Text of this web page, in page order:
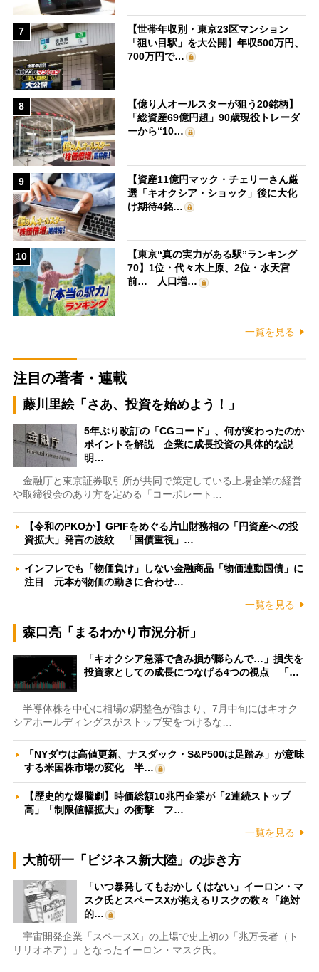
7
【世帯年収別・東京23区マンション
「狙い目駅」を大公開】年収500万円、
700万円で…
8
【億り人オールスターが狙う20銘柄】
「総資産69億円超」90歳現役トレーダ
ーから“10…
9
【資産11億円マック・チェリーさん厳
選「キオクシア・ショック」後に大化
け期待4銘…
10
【東京“真の実力がある駅”ランキング
70】1位・代々木上原、2位・水天宮
前… 人口増…
一覧を見る
注目の著者・連載
藤川里絵「さあ、投資を始めよう！」
5年ぶり改訂の「CGコード」、何が変わったのか
ポイントを解説 企業に成長投資の具体的な説
明…
金融庁と東京証券取引所が共同で策定している上場企業の経営
や取締役会のあり方を定める「コーポレート…
【令和のPKOか】GPIFをめぐる片山財務相の「円資産への投
資拡大」発言の波紋 「国債重視」…
インフレでも「物価負け」しない金融商品「物価連動国債」に
注目 元本が物価の動きに合わせ…
一覧を見る
森口亮「まるわかり市況分析」
「キオクシア急落で含み損が膨らんで…」損失を
投資家としての成長につなげる4つの視点 「…
半導体株を中心に相場の調整色が強まり、7月中旬にはキオク
シアホールディングスがストップ安をつけるな…
「NYダウは高値更新、ナスダック・S&P500は足踏み」が意味
する米国株市場の変化 半…
【歴史的な爆騰劇】時価総額10兆円企業が「2連続ストップ
高」「制限値幅拡大」の衝撃 フ…
一覧を見る
大前研一「ビジネス新大陸」の歩き方
「いつ暴発してもおかしくはない」イーロン・マ
スク氏とスペースXが抱えるリスクの数々「絶対
的…
宇宙開発企業「スペースX」の上場で史上初の「兆万長者（ト
リリオネア）」となったイーロン・マスク氏。…